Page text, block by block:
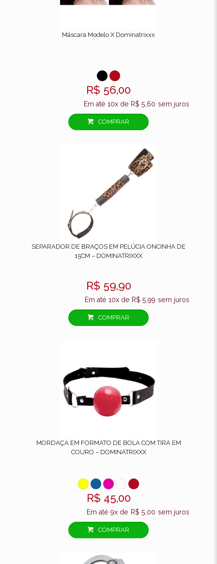
Salvar meus dados neste navegador para a
próxima vez que eu comentar.
Máscara Modelo X Dominatrixxx
R$ 56,00
Em até 10x de R$ 5,60 sem juros
COMPRAR
SEPARADOR DE BRAÇOS EM PELÚCIA ONCINHA DE
15CM – DOMINATRIXXX
R$ 59,90
Em até 10x de R$ 5,99 sem juros
COMPRAR
MORDAÇA EM FORMATO DE BOLA COM TIRA EM
COURO – DOMINATRIXXX
R$ 45,00
Em até 9x de R$ 5,00 sem juros
COMPRAR